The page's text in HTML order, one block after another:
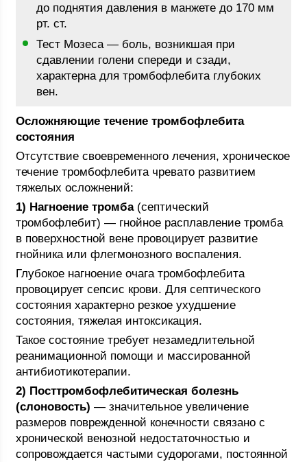
до поднятия давления в манжете до 170 мм
рт. ст.
Тест Мозеса — боль, возникшая при
сдавлении голени спереди и сзади,
характерна для тромбофлебита глубоких
вен.
Осложняющие течение тромбофлебита
состояния
Отсутствие своевременного лечения, хроническое
течение тромбофлебита чревато развитием
тяжелых осложнений:
1) Нагноение тромба(септический
тромбофлебит) — гнойное расплавление тромба
в поверхностной вене провоцирует развитие
гнойника или флегмонозного воспаления.
Глубокое нагноение очага тромбофлебита
провоцирует сепсис крови. Для септического
состояния характерно резкое ухудшение
состояния, тяжелая интоксикация.
Такое состояние требует незамедлительной
реанимационной помощи и массированной
антибиотикотерапии.
2) Посттромбофлебитическая болезнь
(слоновость) — значительное увеличение
размеров поврежденной конечности связано с
хронической венозной недостаточностью и
сопровождается частыми судорогами, постоянной